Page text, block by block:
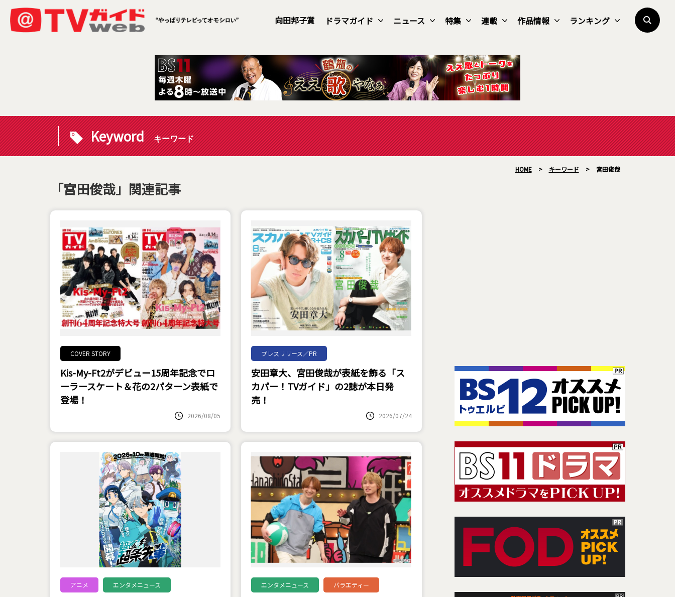
向田邦子賞 ドラマガイド ニュース 特集 連載 作品情報 ランキング
Keyword キーワード
HOME > キーワード > 宮田俊哉
「宮田俊哉」関連記事
COVER STORY
Kis-My-Ft2がデビュー15周年記念でロ
ーラースケート＆花の2パターン表紙で
登場！
2026/08/05
プレスリリース／PR
安田章大、宮田俊哉が表紙を飾る「ス
カパー！TVガイド」の2誌が本日発
売！
2026/07/24
アニメ エンタメニュース エンタメニュース バラエティー